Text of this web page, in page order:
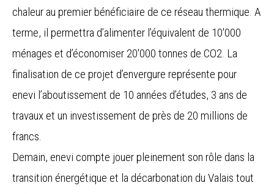
chaleur au premier bénéficiaire de ce réseau thermique. A
terme, il permettra d’alimenter l’équivalent de 10'000
ménages et d’économiser 20'000 tonnes de CO2. La
finalisation de ce projet d’envergure représente pour
enevi l’aboutissement de 10 années d’études, 3 ans de
travaux et un investissement de près de 20 millions de
francs.
Demain, enevi compte jouer pleinement son rôle dans la
transition énergétique et la décarbonation du Valais tout